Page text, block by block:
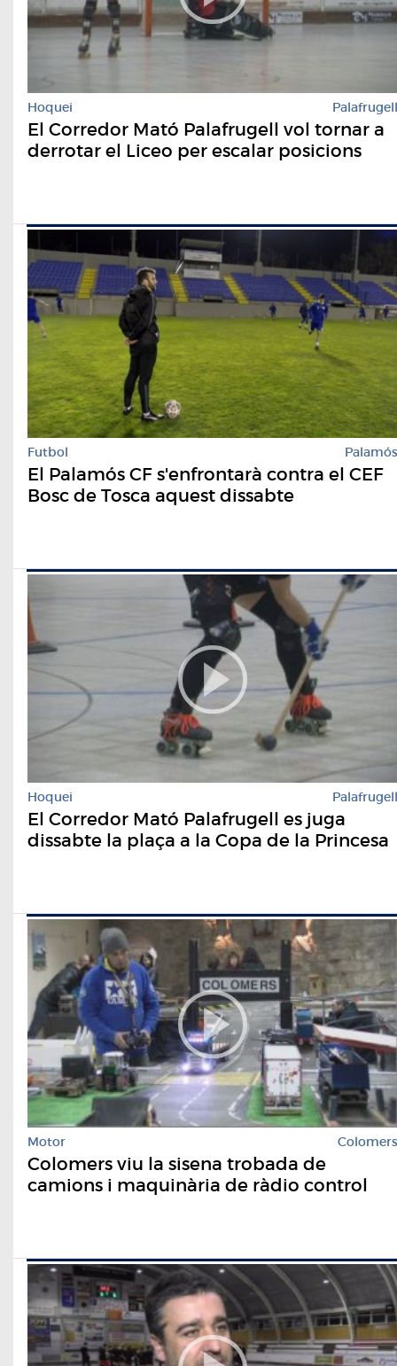
Hoquei Palafrugell
El Corredor Mató Palafrugell vol tornar a
derrotar el Liceo per escalar posicions
Futbol Palamós
El Palamós CF s'enfrontarà contra el CEF
Bosc de Tosca aquest dissabte
Hoquei Palafrugell
El Corredor Mató Palafrugell es juga
dissabte la plaça a la Copa de la Princesa
Motor Colomers
Colomers viu la sisena trobada de
camions i maquinària de ràdio control